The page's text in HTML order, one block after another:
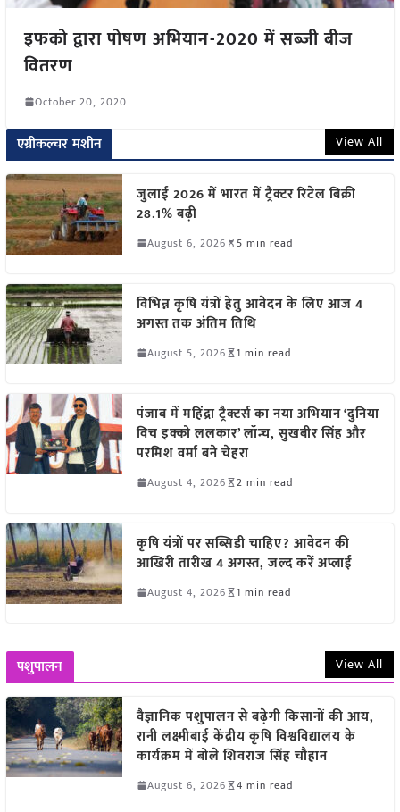
इफको द्वारा पोषण अभियान-2020 में सब्जी बीज
वितरण
October 20, 2020
एग्रीकल्चर मशीन View All
जुलाई 2026 में भारत में ट्रैक्टर रिटेल बिक्री
28.1% बढ़ी
August 6, 2026 5 min read
विभिन्न कृषि यंत्रों हेतु आवेदन के लिए आज 4
अगस्त तक अंतिम तिथि
August 5, 2026 1 min read
पंजाब में महिंद्रा ट्रैक्टर्स का नया अभियान ‘दुनिया
विच इक्को ललकार’ लॉन्च, सुखबीर सिंह और
परमिश वर्मा बने चेहरा
August 4, 2026 2 min read
कृषि यंत्रों पर सब्सिडी चाहिए? आवेदन की
आखिरी तारीख 4 अगस्त, जल्द करें अप्लाई
August 4, 2026 1 min read
पशुपालन View All
वैज्ञानिक पशुपालन से बढ़ेगी किसानों की आय,
रानी लक्ष्मीबाई केंद्रीय कृषि विश्वविद्यालय के
कार्यक्रम में बोले शिवराज सिंह चौहान
August 6, 2026 4 min read